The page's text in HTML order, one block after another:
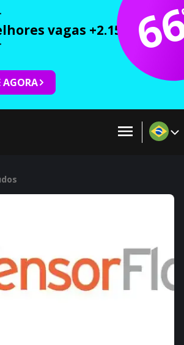
vagas +2.150 cursos
AGORA